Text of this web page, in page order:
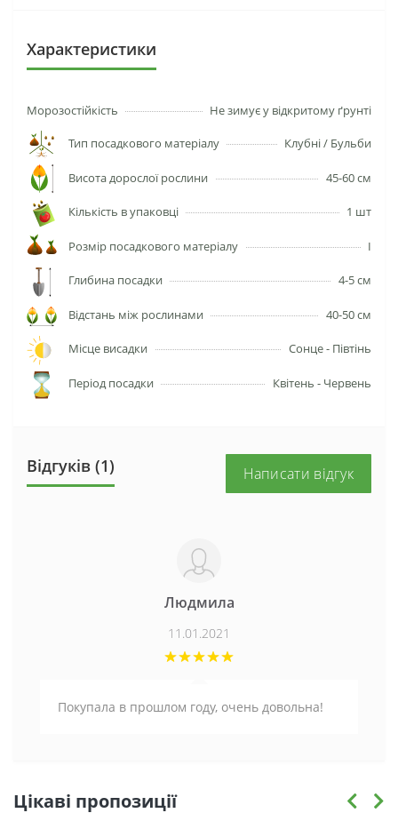
Характеристики
Морозостійкість Не зимує у відкритому ґрунті
Тип посадкового матеріалу Клубні / Бульби
Висота дорослої рослини 45-60 см
Кількість в упаковці 1 шт
Розмір посадкового матеріалу І
Глибина посадки 4-5 см
Відстань між рослинами 40-50 см
Місце висадки Сонце - Півтінь
Період посадки Квітень - Червень
Відгуків (1) Написати відгук
Людмила
11.01.2021
Покупала в прошлом году, очень довольна!
Цікаві пропозиції